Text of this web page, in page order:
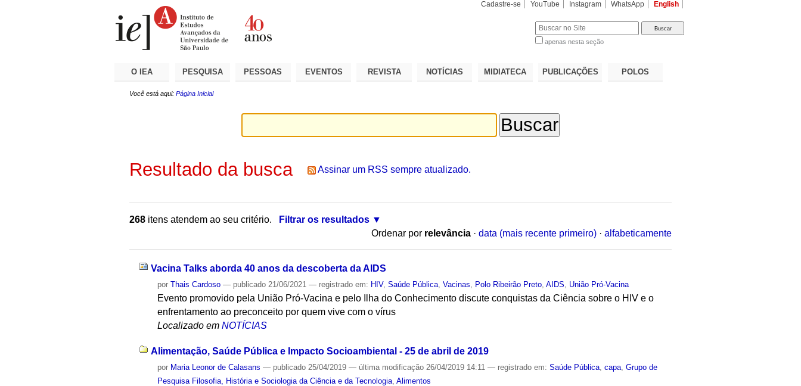
Cadastre-se YouTube Instagram WhatsApp English
apenas nesta seção
O IEA PESQUISA PESSOAS EVENTOS REVISTA NOTÍCIAS MIDIATECA PUBLICAÇÕES POLOS
Você está aqui: Página Inicial
Resultado da busca Assinar um RSS sempre atualizado.
268 itens atendem ao seu critério.
Filtrar os resultados
Ordenar por relevância · data (mais recente primeiro) · alfabeticamente
Vacina Talks aborda 40 anos da descoberta da AIDS
porThais Cardoso — publicado 21/06/2021— registrado em: HIV,Saúde Pública ,Vacinas Polo Ribeirão Preto ,AIDS União Pró-Vacina
Evento promovido pela União Pró-Vacina e pelo Ilha do Conhecimento discute conquistas da Ciência sobre o HIV e o
enfrentamento ao preconceito por quem vive com o vírus
Localizado em NOTÍCIAS
Alimentação, Saúde Pública e Impacto Socioambiental - 25 de abril de 2019
por Maria Leonor de Calasans — publicado 25/04/2019— última modificação 26/04/2019 14:11— registrado em:Saúde Pública ,capa ,Grupo de
Pesquisa Filosofia, História e Sociologia da Ciência e da Tecnologia ,Alimentos